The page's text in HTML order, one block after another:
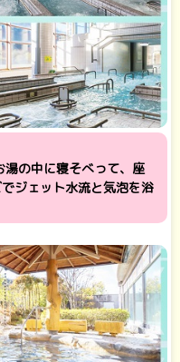
の中に寝そべって、座
ジェット水流と気泡を浴